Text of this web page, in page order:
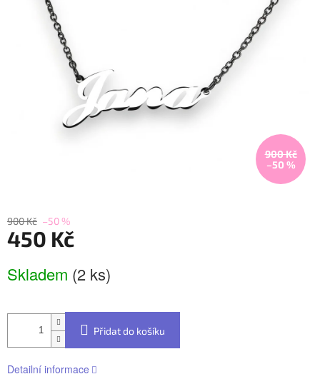
900 Kč
–50 %
900 Kč –50 %
450 Kč
cena:
Skladem (2 ks)
Přidat do košíku
Detailní informace